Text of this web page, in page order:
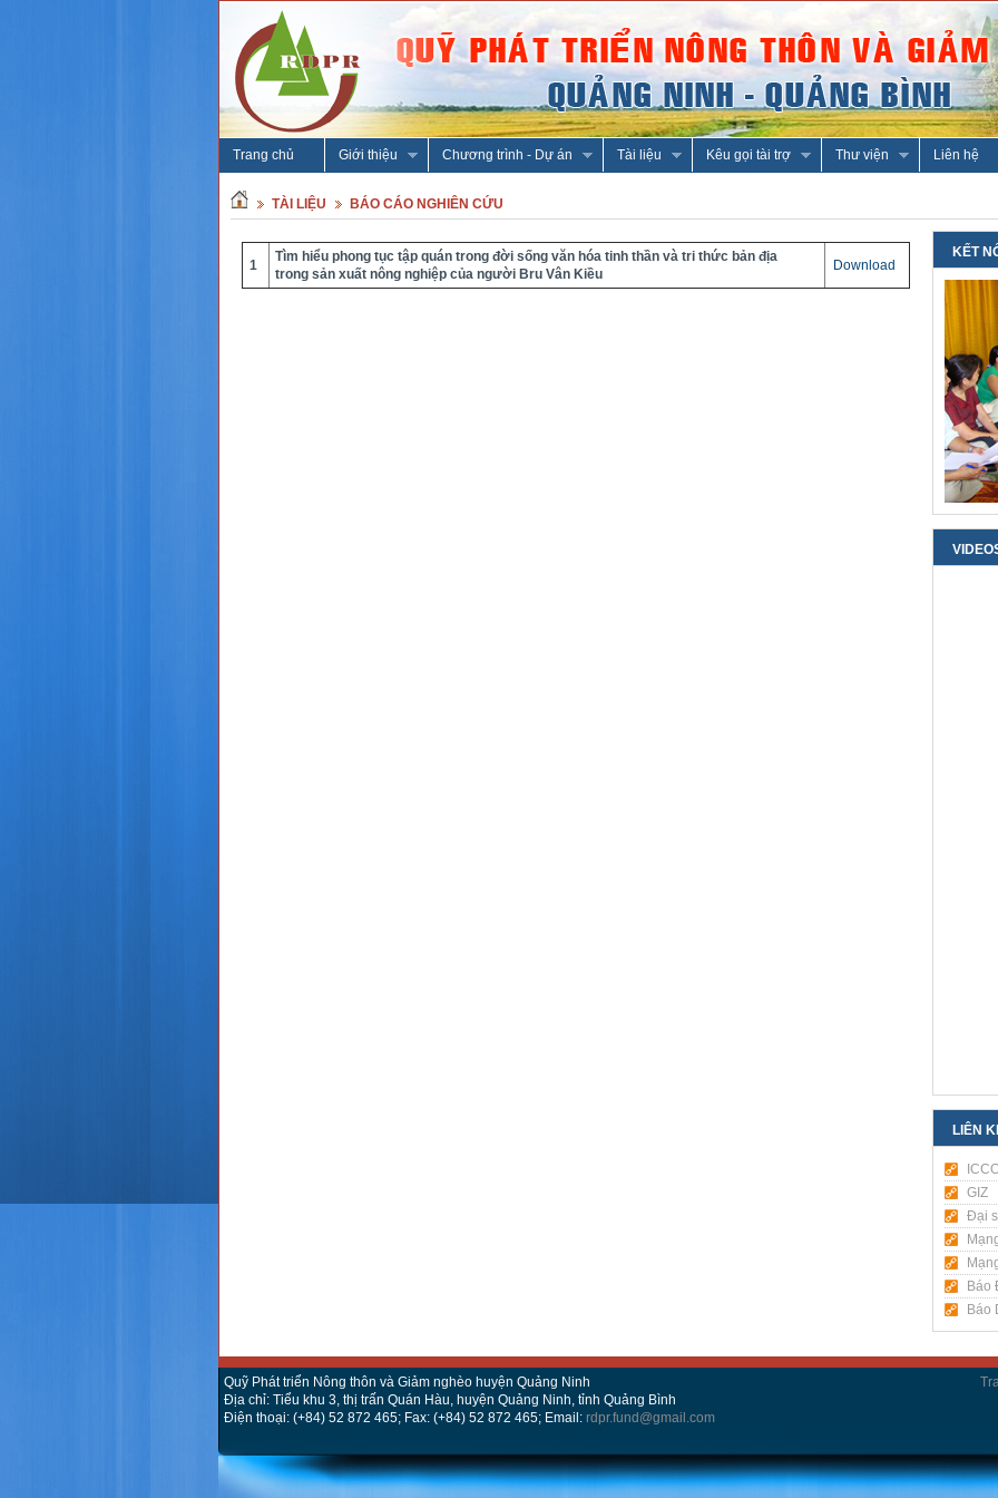
Trang chủ Giới thiệu Chương trình - Dự án Tài liệu Kêu gọi tài trợ Thư viện Liên hệ
TÀI LIỆU BÁO CÁO NGHIÊN CỨU
1
Tìm hiểu phong tục tập quán trong đời sống văn hóa tinh thần và tri thức bản địa
trong sản xuất nông nghiệp của người Bru Vân Kiều
Download
KẾT
LIÊN
GIZ
Đại
Báo
Báo
Quỹ Phát triển Nông thôn và Giảm nghèo huyện Quảng Ninh
Địa chỉ: Tiểu khu 3, thị trấn Quán Hàu, huyện Quảng Ninh, tỉnh Quảng Bình
Điện thoại: (+84) 52 872 465; Fax: (+84) 52 872 465; Email: rdpr.fund@gmail.com